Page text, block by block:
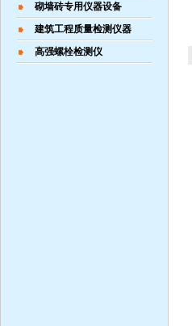
砌墙砖专用仪器设备
建筑工程质量检测仪器
高强螺栓检测仪